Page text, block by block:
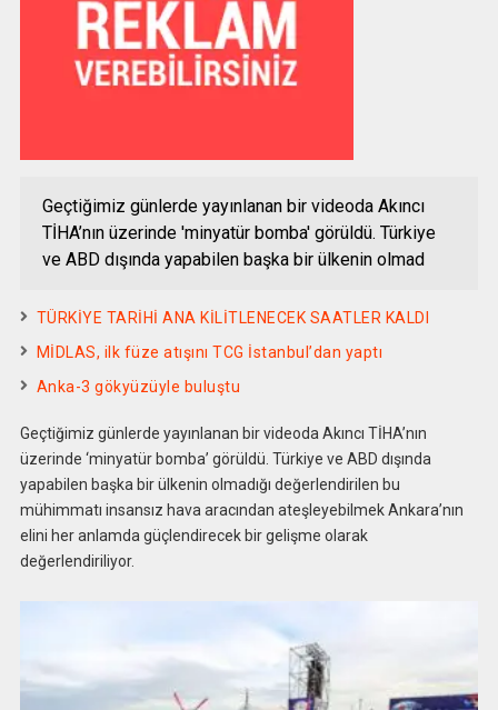
Geçtiğimiz günlerde yayınlanan bir videoda Akıncı
TİHA’nın üzerinde 'minyatür bomba' görüldü. Türkiye
ve ABD dışında yapabilen başka bir ülkenin olmad
TÜRKİYE TARİHİ ANA KİLİTLENECEK SAATLER KALDI
MİDLAS, ilk füze atışını TCG İstanbul’dan yaptı
Anka-3 gökyüzüyle buluştu
Geçtiğimiz günlerde yayınlanan bir videoda Akıncı TİHA’nın
üzerinde ‘minyatür bomba’ görüldü. Türkiye ve ABD dışında
yapabilen başka bir ülkenin olmadığı değerlendirilen bu
mühimmatı insansız hava aracından ateşleyebilmek Ankara’nın
elini her anlamda güçlendirecek bir gelişme olarak
değerlendiriliyor.